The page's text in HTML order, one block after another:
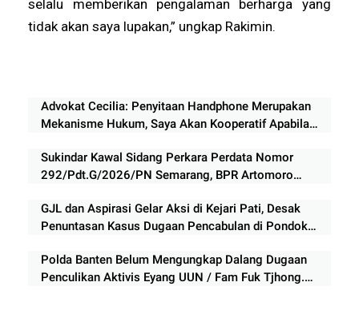
selalu memberikan pengalaman berharga yang
tidak akan saya lupakan,” ungkap Rakimin.
Advokat Cecilia: Penyitaan Handphone Merupakan
Mekanisme Hukum, Saya Akan Kooperatif Apabila
Sukindar Kawal Sidang Perkara Perdata Nomor
292/Pdt.G/2026/PN Semarang, BPR Artomoro
GJL dan Aspirasi Gelar Aksi di Kejari Pati, Desak
Penuntasan Kasus Dugaan Pencabulan di Pondok
Polda Banten Belum Mengungkap Dalang Dugaan
Penculikan Aktivis Eyang UUN / Fam Fuk Tjhong.